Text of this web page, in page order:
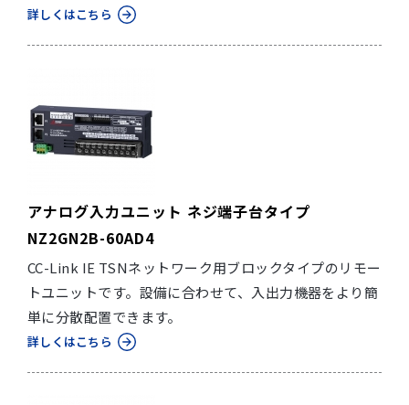
詳しくはこちら
アナログ入力ユニット ネジ端子台タイプ
NZ2GN2B-60AD4
CC-Link IE TSNネットワーク用ブロックタイプのリモー
トユニットです。設備に合わせて、入出力機器をより簡
単に分散配置できます。
詳しくはこちら